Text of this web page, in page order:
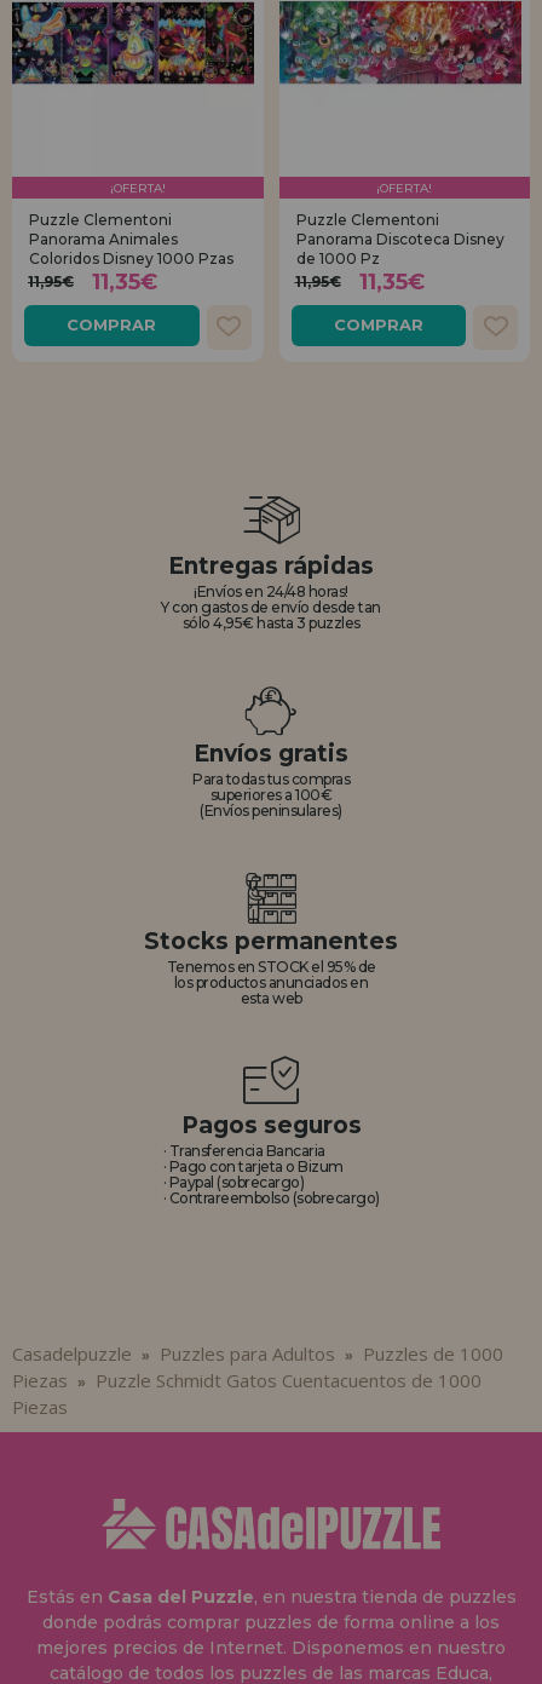
¡OFERTA!
Puzzle Clementoni
Panorama Animales
Coloridos Disney 1000 Pzas
11,95€
11,35€
COMPRAR
¡OFERTA!
Puzzle Clementoni
Panorama Discoteca Disney
de 1000 Pz
11,95€
11,35€
COMPRAR
Entregas rápidas
¡Envíos en 24/48 horas!
Y con gastos de envío desde tan
sólo 4,95€ hasta 3 puzzles
Envíos gratis
Para todas tus compras
superiores a 100€
(Envíos peninsulares)
Stocks permanentes
Tenemos en STOCK el 95% de
los productos anunciados en
esta web
Pagos seguros
· Transferencia Bancaria
· Pago con tarjeta o Bizum
· Paypal (sobrecargo)
· Contrareembolso (sobrecargo)
Casadelpuzzle » Puzzles para Adultos »
Puzzles de 1000
Piezas »
Puzzle Schmidt Gatos Cuentacuentos de 1000
Piezas
Estás en Casa del Puzzle, en nuestra tienda de puzzles
donde podrás comprar puzzles de forma online a los
mejores precios de Internet. Disponemos en nuestro
catálogo de todos los puzzles de las marcas Educa,